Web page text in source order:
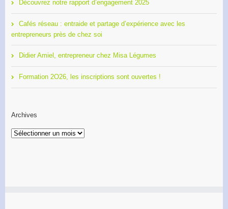
Découvrez notre rapport d’engagement 2025
Cafés réseau : entraide et partage d’expérience avec les
entrepreneurs près de chez soi
Didier Amiel, entrepreneur chez Misa Légumes
Formation 2O26, les inscriptions sont ouvertes !
Archives
Archives